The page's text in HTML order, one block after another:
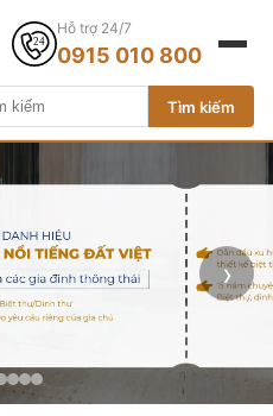
Tìm kiếm
Hỗ trợ 24/7
0915 010 800
›